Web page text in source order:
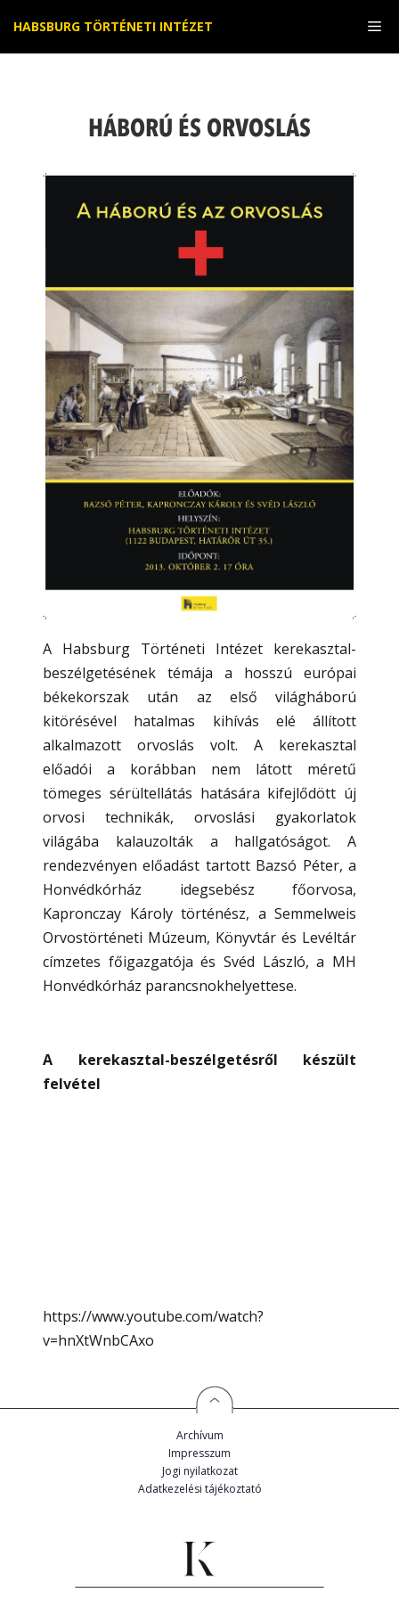
tartalomba
HABSBURG TÖRTÉNETI INTÉZET
HÁBORÚ ÉS ORVOSLÁS
A Habsburg Történeti Intézet kerekasztal-
beszélgetésének témája a hosszú európai
békekorszak után az első világháború
kitörésével hatalmas kihívás elé állított
alkalmazott orvoslás volt. A kerekasztal
előadói a korábban nem látott méretű
tömeges sérültellátás hatására kifejlődött új
orvosi technikák, orvoslási gyakorlatok
világába kalauzolták a hallgatóságot. A
rendezvényen előadást tartott Bazsó Péter, a
Honvédkórház idegsebész főorvosa,
Kapronczay Károly történész, a Semmelweis
Orvostörténeti Múzeum, Könyvtár és Levéltár
címzetes főigazgatója és Svéd László, a MH
Honvédkórház parancsnokhelyettese.
A kerekasztal-beszélgetésről készült
felvétel
https://www.youtube.com/watch?
v=hnXtWnbCAxo
Archívum
Impresszum
Jogi nyilatkozat
Adatkezelési tájékoztató